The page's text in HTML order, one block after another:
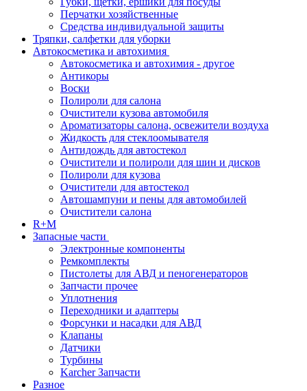
Перчатки хозяйственные
Средства индивидуальной защиты
Тряпки, салфетки для уборки
Автокосметика и автохимия
Автокосметика и автохимия - другое
Антикоры
Воски
Полироли для салона
Очистители кузова автомобиля
Ароматизаторы салона, освежители воздуха
Жидкость для стеклоомывателя
Антидождь для автостекол
Очистители и полироли для шин и дисков
Полироли для кузова
Очистители для автостекол
Автошампуни и пены для автомобилей
Очистители салона
R+M
Запасные части
Электронные компоненты
Ремкомплекты
Пистолеты для АВД и пеногенераторов
Запчасти прочее
Уплотнения
Переходники и адаптеры
Форсунки и насадки для АВД
Клапаны
Датчики
Турбины
Karcher Запчасти
Разное